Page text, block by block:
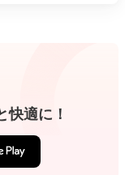
快適に！